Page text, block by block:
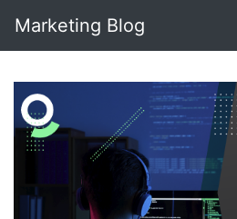
Marketing Blog